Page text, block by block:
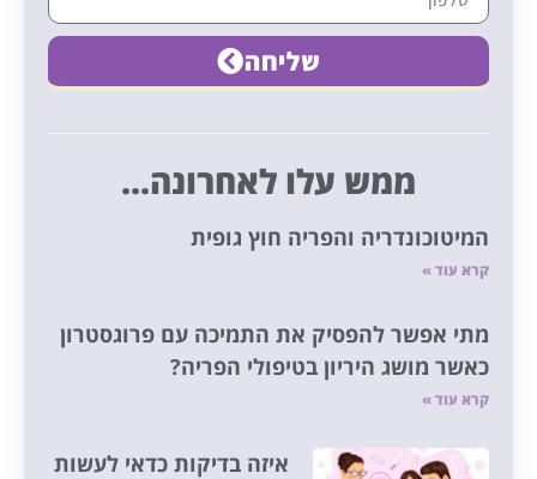
שליחה
ממש עלו לאחרונה...
המיטוכונדריה והפריה חוץ גופית
קרא עוד »
מתי אפשר להפסיק את התמיכה עם פרוגסטרון
כאשר מושג היריון בטיפולי הפריה?
קרא עוד »
איזה בדיקות כדאי לעשות